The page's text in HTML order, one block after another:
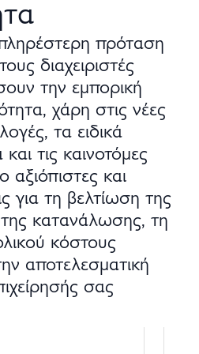
πρόταση
διαχειριστές
την εμπορική
χάρη στις νέες
τα ειδικά
τις καινοτόμες
αξιόπιστες και
για τη βελτίωση της
κατανάλωσης, τη
κόστους
αποτελεσματική
σας